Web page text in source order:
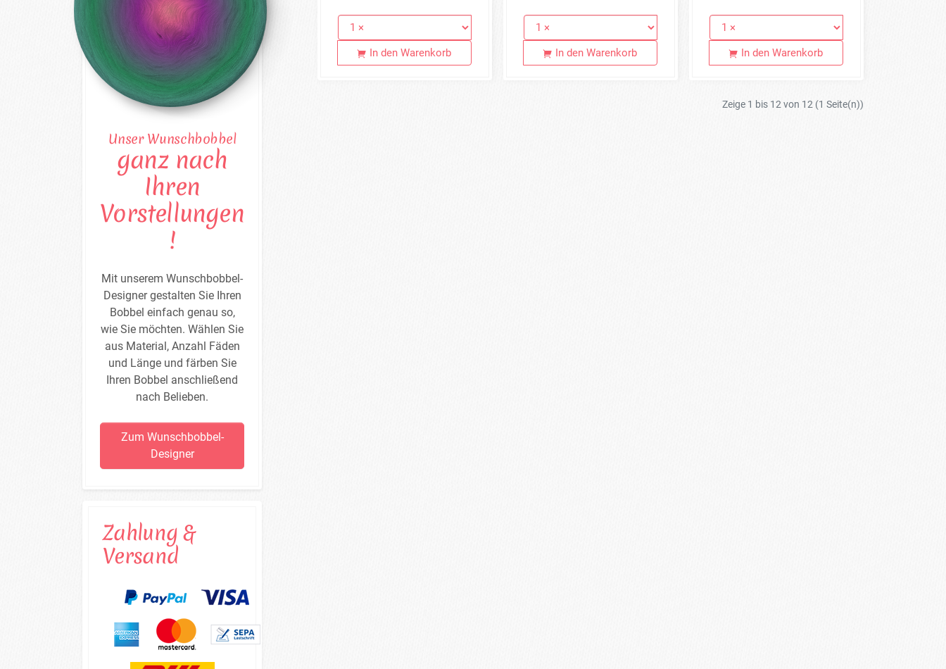
In den Warenkorb In den Warenkorb In den Warenkorb
Zeige 1 bis 12 von 12 (1 Seite(n))
Unser Wunschbobbel
ganz nach
Ihren
Vorstellungen
!
Mit unserem Wunschbobbel-
Designer gestalten Sie Ihren
Bobbel einfach genau so,
wie Sie möchten. Wählen Sie
aus Material, Anzahl Fäden
und Länge und färben Sie
Ihren Bobbel anschließend
nach Belieben.
Zum Wunschbobbel-
Designer
Zahlung &
Versand